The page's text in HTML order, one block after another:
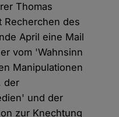
Thomas
Recherchen des
April eine Mail
vom 'Wahnsinn
Manipulationen
der
und der
zur Knechtung